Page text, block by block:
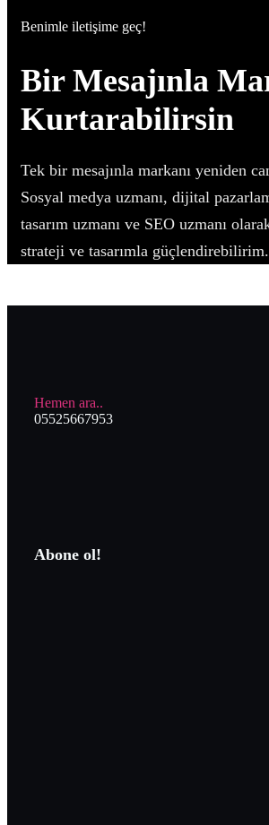
Benimle iletişime geç!
Bir Mesajınla
Kurtarabilirsin
Tek bir mesajınla markanı yeniden
Sosyal medya uzmanı, dijital
tasarım uzmanı ve SEO uzmanı
strateji ve tasarımla güçlendirebilirim.
Hemen ara..
05525667953
Abone ol!